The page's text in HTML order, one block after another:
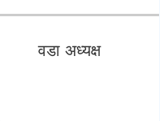
वडा अध्यक्ष